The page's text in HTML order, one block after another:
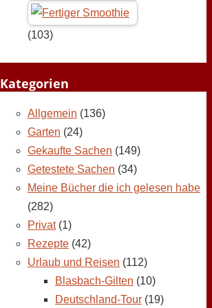
(103)
Kategorien
Allgemein (136)
Garten (24)
Gekaufte Sachen (149)
Getestete Sachen (34)
Meine Bücher die ich gelesen habe
(282)
Privat(1)
Rezepte (42)
Urlaub und Reisen (112)
Blasbach-Gilten (10)
Deutschland-Tour (19)